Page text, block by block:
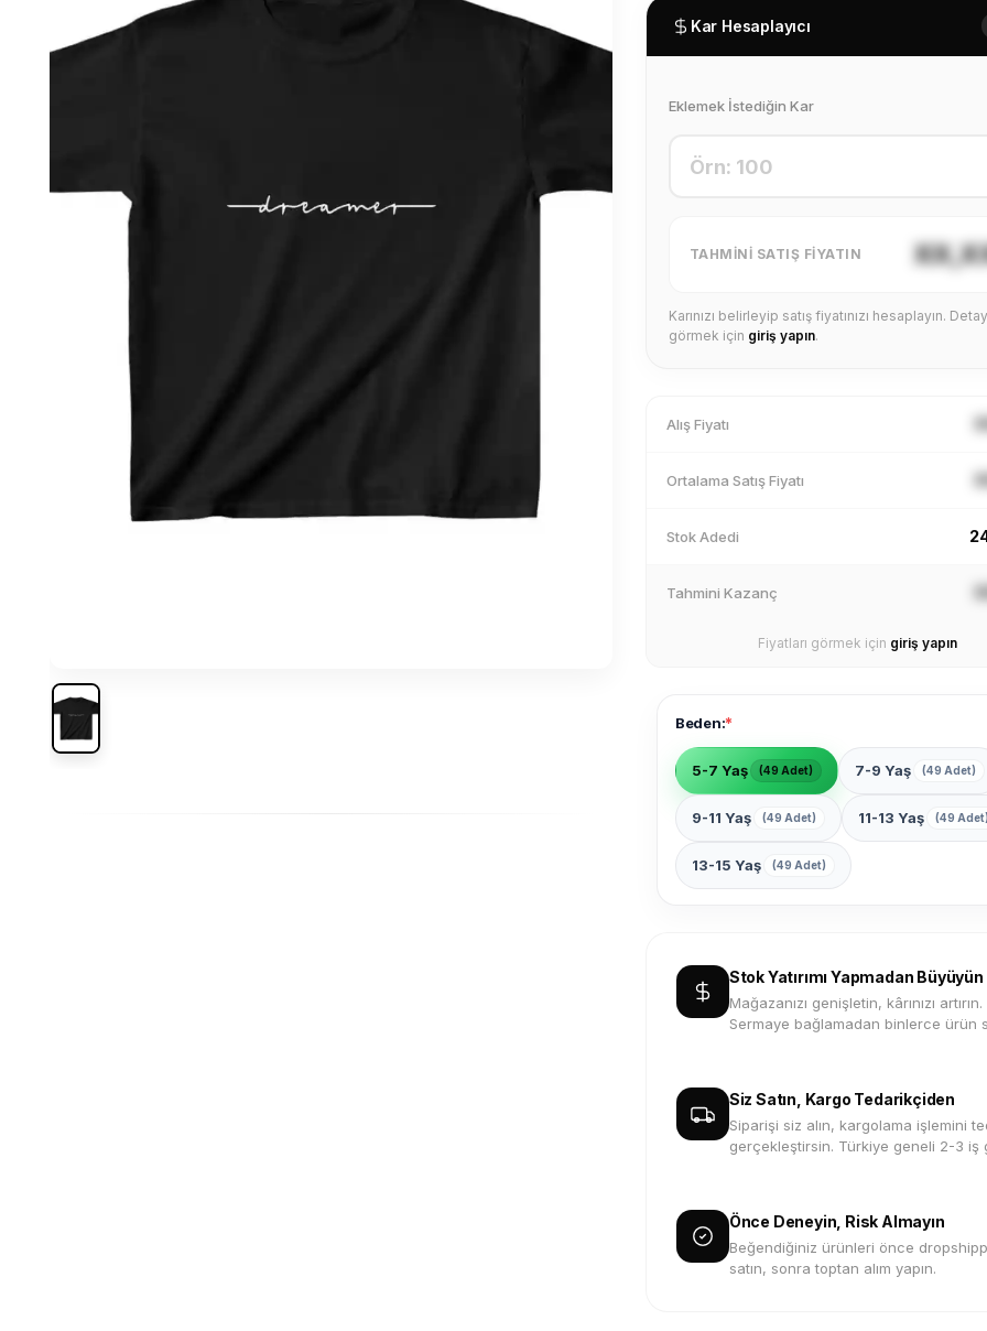
Kar Hesaplayıcı
Eklemek İstediğin Kar
TAHMINI SATIŞ FIYATIN
Karınızı belirleyip satış fiyatınızı hesaplayın.
görmek için giriş yapın.
Alış Fiyatı
Ortalama Satış Fiyatı
Stok Adedi
Tahmini Kazanç
Fiyatları görmek için giriş yapın
Beden:*
5-7 Yaş (49 Adet) 7-9 Yaş (49 Adet)
9-11 Yaş (49 Adet) 11-13 Yaş (49 Adet)
13-15 Yaş (49 Adet)
Stok Yatırımı Yapmadan Büyüyün
Mağazanızı genişletin, kârınızı artırın.
Sermaye bağlamadan binlerce ürün
Siz Satın, Kargo Tedarikçiden
Siparişi siz alın, kargolama işlemini
gerçekleştirsin. Türkiye geneli 2-3 iş
Önce Deneyin, Risk Almayın
Beğendiğiniz ürünleri önce
satın, sonra toptan alım yapın.